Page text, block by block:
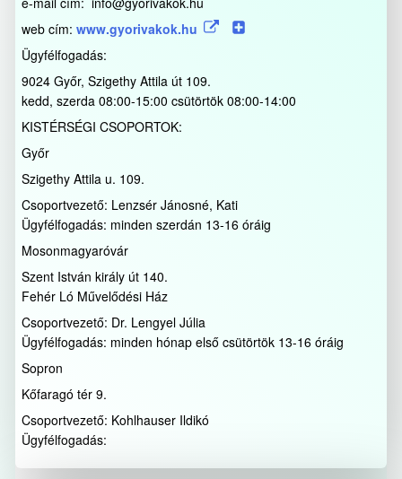
web cím: www.gyorivakok.hu
Ügyfélfogadás:
9024 Győr, Szigethy Attila út 109.
kedd, szerda 08:00-15:00 csütörtök 08:00-14:00
KISTÉRSÉGI CSOPORTOK:
Győr
Szigethy Attila u. 109.
Csoportvezető: Lenzsér Jánosné, Kati
Ügyfélfogadás: minden szerdán 13-16 óráig
Mosonmagyaróvár
Szent István király út 140.
Fehér Ló Művelődési Ház
Csoportvezető: Dr. Lengyel Júlia
Ügyfélfogadás: minden hónap első csütörtök 13-16 óráig
Sopron
Kőfaragó tér 9.
Csoportvezető: Kohlhauser Ildikó
Ügyfélfogadás: